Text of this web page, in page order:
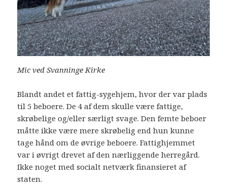
Mic ved Svanninge Kirke
Blandt andet et fattig-sygehjem, hvor der var plads
til 5 beboere. De 4 af dem skulle være fattige,
skrøbelige og/eller særligt svage. Den femte beboer
måtte ikke være mere skrøbelig end hun kunne
tage hånd om de øvrige beboere. Fattighjemmet
var i øvrigt drevet af den nærliggende herregård.
Ikke noget med socialt netværk finansieret af
staten.